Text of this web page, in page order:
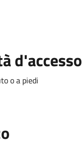
d'accesso
o a piedi